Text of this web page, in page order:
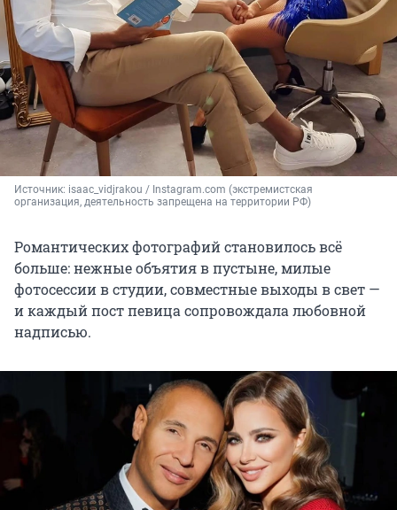
Источник: isaac_vidjrakou / Instagram.com (экстремистская
организация, деятельность запрещена на территории РФ)
Романтических фотографий становилось всё
больше: нежные объятия в пустыне, милые
фотосессии в студии, совместные выходы в свет —
и каждый пост певица сопровождала любовной
надписью.